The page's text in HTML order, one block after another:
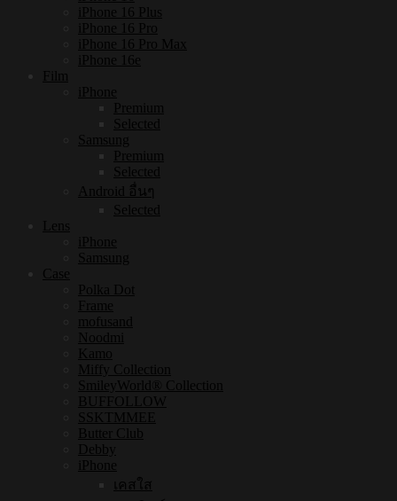
iPhone 16 Plus
iPhone 16 Pro
iPhone 16 Pro Max
iPhone 16e
Film
iPhone
Premium
Selected
Samsung
Premium
Selected
Android อื่นๆ
Selected
Lens
iPhone
Samsung
Case
Polka Dot
Frame
mofusand
Noodmi
Kamo
Miffy Collection
SmileyWorld® Collection
BUFFOLLOW
SSKTMMEE
Butter Club
Debby
iPhone
เคสใส